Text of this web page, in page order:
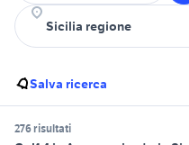
Salva ricerca
276 risultati